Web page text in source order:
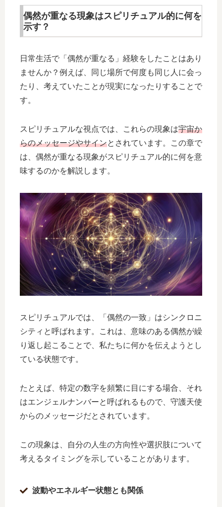
偶然が重なる現象はスピリチュアル的に何を
示す？
日常生活で「偶然が重なる」経験をしたことはあり
ませんか？例えば、同じ場所で何度も同じ人に会っ
たり、考えていたことが現実になったりすることで
す。
スピリチュアルな視点では、これらの現象は宇宙か
らのメッセージやサインとされています。この章で
は、偶然が重なる現象がスピリチュアル的に何を意
味するのかを解説します。
スピリチュアルでは、「偶然の一致」はシンクロニ
シティと呼ばれます。これは、意味のある偶然が繰
り返し起こることで、私たちに何かを伝えようとし
ている状態です。
たとえば、特定の数字を頻繁に目にする場合、それ
はエンジェルナンバーと呼ばれるもので、守護天使
からのメッセージだとされています。
この現象は、自分の人生の方向性や選択肢について
考えるタイミングを示していることがあります。
波動やエネルギー状態とも関係